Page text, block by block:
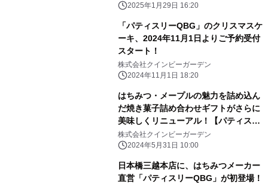
ンボンショコラ
2025年1月29日 16:20
「パティスリーQBG」のクリスマスケ
ーキ、2024年11月1日よりご予約受付
スタート！
株式会社クインビーガーデン
2024年11月1日 18:20
はちみつ・メープルの魅力を詰め込ん
だ焼き菓子詰め合わせギフトがさらに
美味しくリニューアル！【パティスリ
ーQBG／QBGレディベア】
株式会社クインビーガーデン
2024年5月31日 10:00
日本橋三越本店に、はちみつメーカー
直営「パティスリーQBG」が初登場！